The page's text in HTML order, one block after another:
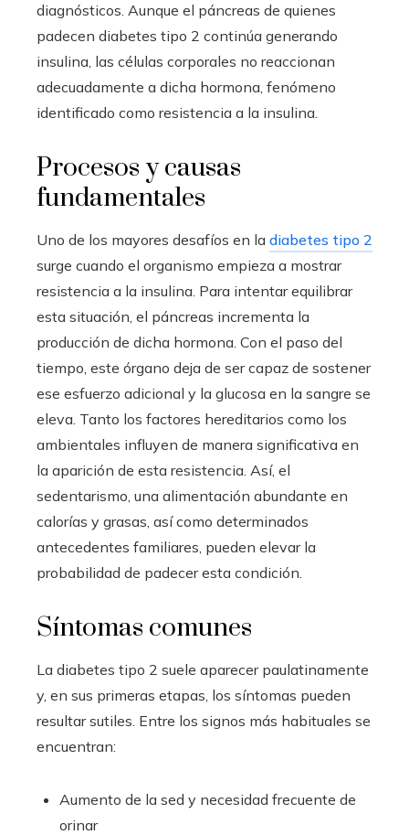
diagnósticos. Aunque el páncreas de quienes
padecen diabetes tipo 2 continúa generando
insulina, las células corporales no reaccionan
adecuadamente a dicha hormona, fenómeno
identificado como resistencia a la insulina.
Procesos y causas
fundamentales
Uno de los mayores desafíos en la diabetes tipo 2
surge cuando el organismo empieza a mostrar
resistencia a la insulina. Para intentar equilibrar
esta situación, el páncreas incrementa la
producción de dicha hormona. Con el paso del
tiempo, este órgano deja de ser capaz de sostener
ese esfuerzo adicional y la glucosa en la sangre se
eleva. Tanto los factores hereditarios como los
ambientales influyen de manera significativa en
la aparición de esta resistencia. Así, el
sedentarismo, una alimentación abundante en
calorías y grasas, así como determinados
antecedentes familiares, pueden elevar la
probabilidad de padecer esta condición.
Síntomas comunes
La diabetes tipo 2 suele aparecer paulatinamente
y, en sus primeras etapas, los síntomas pueden
resultar sutiles. Entre los signos más habituales se
encuentran:
Aumento de la sed y necesidad frecuente de
orinar